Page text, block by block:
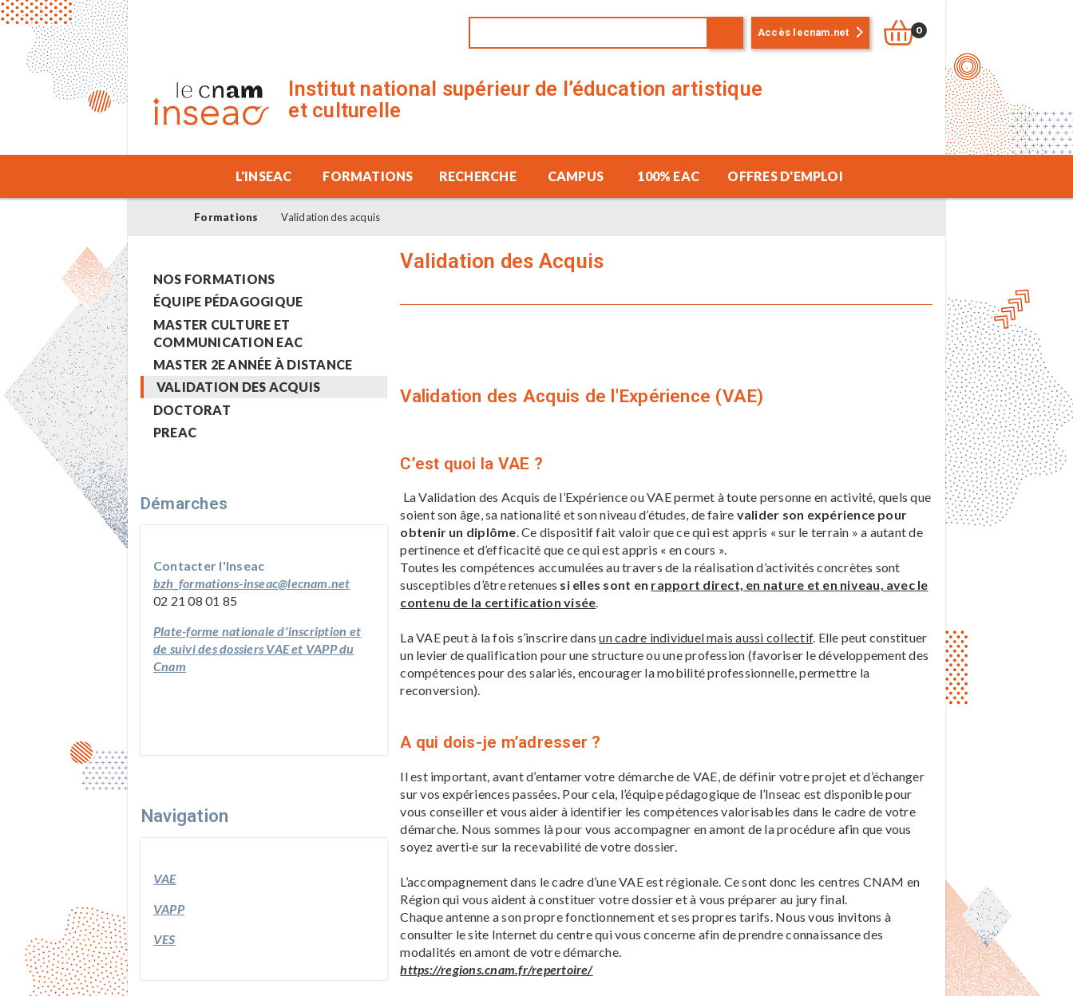
Accès lecnam.net 0
Institut national supérieur de l’éducation artistique
et culturelle
L'INSEAC FORMATIONS RECHERCHE CAMPUS 100% EAC OFFRES D'EMPLOI
Formations Validation des acquis
NOS FORMATIONS
ÉQUIPE PÉDAGOGIQUE
MASTER CULTURE ET
COMMUNICATION EAC
MASTER 2E ANNÉE À DISTANCE
VALIDATION DES ACQUIS
DOCTORAT
PREAC
Démarches
Contacter l'Inseac
bzh_formations-inseac@lecnam.net
02 21 08 01 85
Plate-forme nationale d'inscription et
de suivi des dossiers VAE et VAPP du
Cnam
Navigation
VAE
VAPP
VES
Validation des Acquis
Validation des Acquis de l'Expérience (VAE)
C’est quoi la VAE ?
La Validation des Acquis de l’Expérience ou VAE permet à toute personne en activité, quels que
soient son âge, sa nationalité et son niveau d’études, de faire valider son expérience pour
obtenir un diplôme. Ce dispositif fait valoir que ce qui est appris « sur le terrain » a autant de
pertinence et d’efficacité que ce qui est appris « en cours ».
Toutes les compétences accumulées au travers de la réalisation d’activités concrètes sont
susceptibles d’être retenues si elles sont en rapport direct, en nature et en niveau, avec le
contenu de la certification visée.
La VAE peut à la fois s’inscrire dansun cadre individuel mais aussi collectif. Elle peut constituer
un levier de qualification pour une structure ou une profession (favoriser le développement des
compétences pour des salariés, encourager la mobilité professionnelle, permettre la
reconversion).
A qui dois-je m’adresser ?
Il est important, avant d’entamer votre démarche de VAE, de définir votre projet et d’échanger
sur vos expériences passées. Pour cela, l’équipe pédagogique de l’Inseac est disponible pour
vous conseiller et vous aider à identifier les compétences valorisables dans le cadre de votre
démarche. Nous sommes là pour vous accompagner en amont de la procédure afin que vous
soyez averti·e sur la recevabilité de votre dossier.
L’accompagnement dans le cadre d’une VAE est régionale. Ce sont donc les centres CNAM en
Région qui vous aident à constituer votre dossier et à vous préparer au jury final.
Chaque antenne a son propre fonctionnement et ses propres tarifs. Nous vous invitons à
consulter le site Internet du centre qui vous concerne afin de prendre connaissance des
modalités en amont de votre démarche.
https://regions.cnam.fr/repertoire/